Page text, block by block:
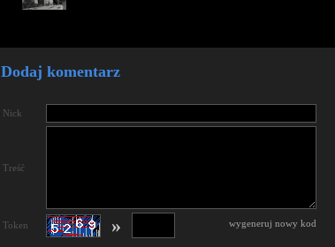
Dodaj komentarz
Nick
Treść
Token wygeneruj nowy kod
»